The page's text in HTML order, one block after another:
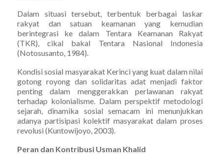
Dalam situasi tersebut, terbentuk berbagai laskar
rakyat dan satuan keamanan yang kemudian
berintegrasi ke dalam Tentara Keamanan Rakyat
(TKR), cikal bakal Tentara Nasional Indonesia
(Notosusanto, 1984).
Kondisi sosial masyarakat Kerinci yang kuat dalam nilai
gotong royong dan solidaritas adat menjadi faktor
penting dalam menggerakkan perlawanan rakyat
terhadap kolonialisme. Dalam perspektif metodologi
sejarah, dinamika sosial semacam ini menunjukkan
adanya partisipasi kolektif masyarakat dalam proses
revolusi (Kuntowijoyo, 2003).
Peran dan Kontribusi Usman Khalid